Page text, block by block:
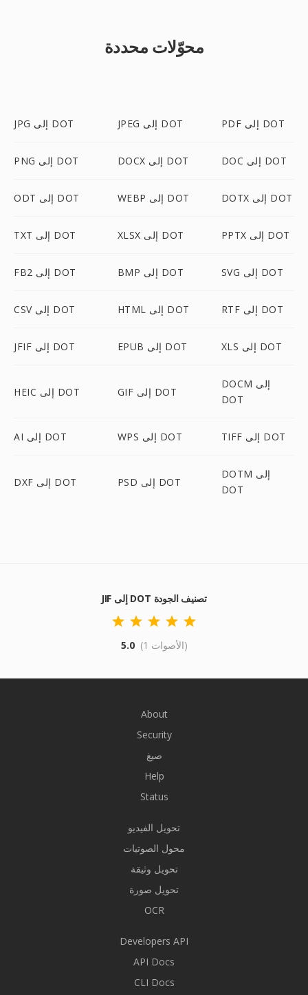
محوّلات محددة
JPG إلى DOT JPEG إلى DOT PDF إلى DOT
PNG إلى DOT DOCX إلى DOT DOC إلى DOT
ODT إلى DOT WEBP إلى DOT DOTX إلى DOT
TXT إلى DOT XLSX إلى DOT PPTX إلى DOT
FB2 إلى DOT BMP إلى DOT SVG إلى DOT
CSV إلى DOT HTML إلى DOT RTF إلى DOT
JFIF إلى DOT EPUB إلى DOT XLS إلى DOT
HEIC إلى DOT GIF إلى DOT
DOCM إلى
DOT
AI إلى DOT WPS إلى DOT TIFF إلى DOT
DXF إلى DOT PSD إلى DOT
DOTM إلى
DOT
JIF إلى DOT تصنيف الجودة
5.0 (1 الأصوات)
About
Security
صيغ
Help
Status
تحويل الفيديو
محول الصوتيات
تحويل وثيقة
تحويل صورة
OCR
Developers API
API Docs
CLI Docs